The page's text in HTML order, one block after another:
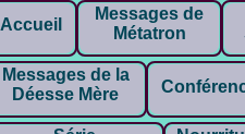
Accueil
Messages de
Métatron
Messages de la
Déesse Mère